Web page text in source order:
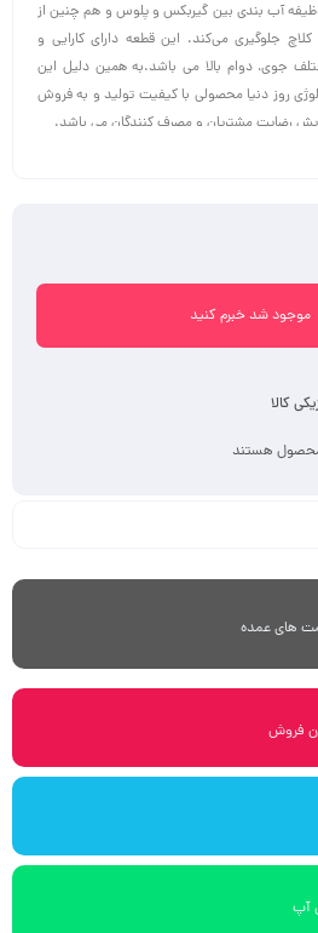
آب بندی بین گیربکس و پلوس و هم چنین از
جلوگیری می‌کند. این قطعه دارای کارایی و
جوی، دوام بالا می باشد.به همین دلیل این
روز دنیا محصولی با کیفیت تولید و به فروش
رضایت مشتریان و مصرف کنندگان می باشد.
موجود شد خبرم کنید
کالا
محصول هستند
های عمده
فروش
آپ